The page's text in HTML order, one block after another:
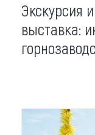
Экскурсия
выставка: